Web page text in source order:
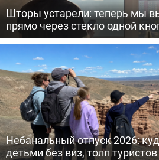
Шторы устарели: теперь мы
прямо через стекло одной
Небанальный отпуск 2026:
детьми без виз, толп